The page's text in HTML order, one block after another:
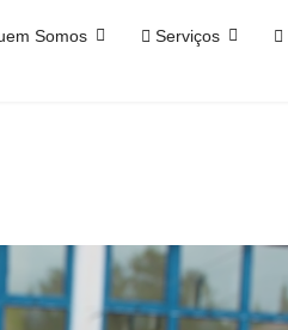
Somos Serviços